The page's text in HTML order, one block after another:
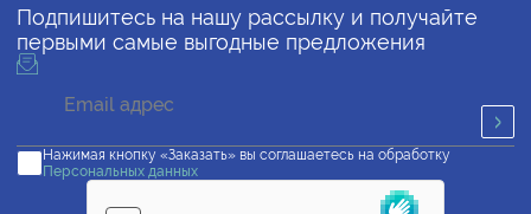
Подпишитесь на нашу рассылку и получайте
первыми самые выгодные предложения
Нажимая кнопку «Заказать» вы соглашаетесь на обработку
Персональных данных